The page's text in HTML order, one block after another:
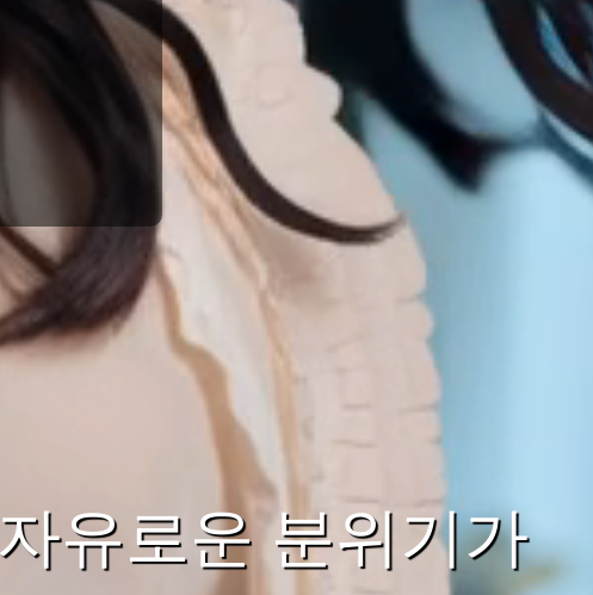
유로운 분위기가